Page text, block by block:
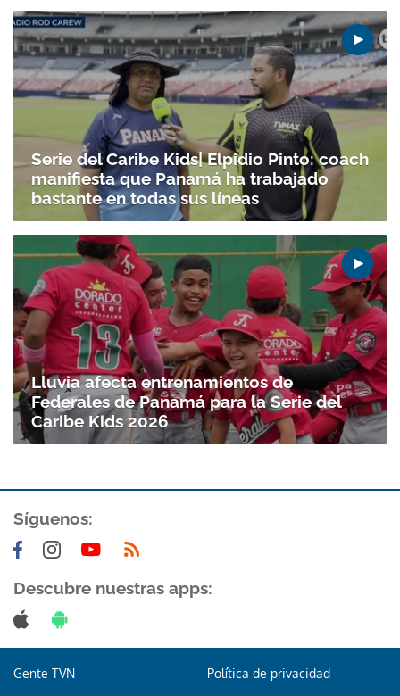
Serie del Caribe Kids| Elpidio Pinto: coach
manifiesta que Panamá ha trabajado
bastante en todas sus líneas
Lluvia afecta entrenamientos de
Federales de Panamá para la Serie del
Caribe Kids 2026
Síguenos:
Descubre nuestras apps:
Gente TVN Política de privacidad